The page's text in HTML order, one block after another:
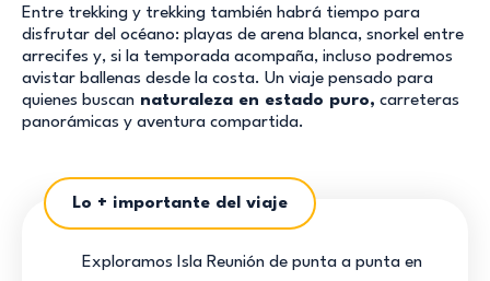
Entre trekking y trekking también habrá tiempo para
disfrutar del océano: playas de arena blanca, snorkel entre
arrecifes y, si la temporada acompaña, incluso podremos
avistar ballenas desde la costa. Un viaje pensado para
quienes buscan naturaleza en estado puro, carreteras
panorámicas y aventura compartida.
Lo + importante del viaje
Exploramos Isla Reunión de punta a punta en